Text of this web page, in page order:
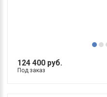
124 400 руб.
Под заказ